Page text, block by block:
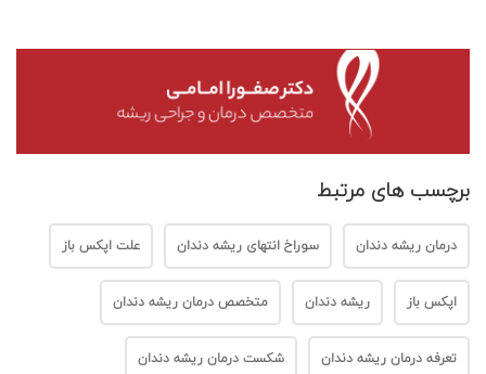
برچسب های مرتبط
درمان ریشه دندان سوراخ انتهای ریشه دندان علت اپکس باز
اپکس باز ریشه دندان متخصص درمان ریشه دندان
تعرفه درمان ریشه دندان شکست درمان ریشه دندان